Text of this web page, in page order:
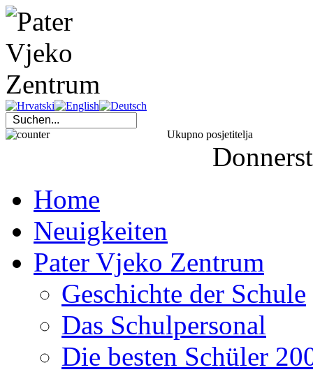
Ukupno posjetitelja
Home
Neuigkeiten
Pater Vjeko Zentrum
Geschichte der Schule
Das Schulpersonal
Die besten Schüler